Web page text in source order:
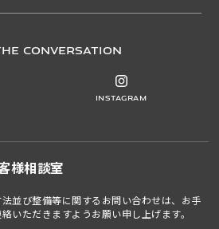
CONVERSATION
Instagram
様相談室
並び整備等に関するお問い合わせは、お手
いただきますようお願い申し上げます。